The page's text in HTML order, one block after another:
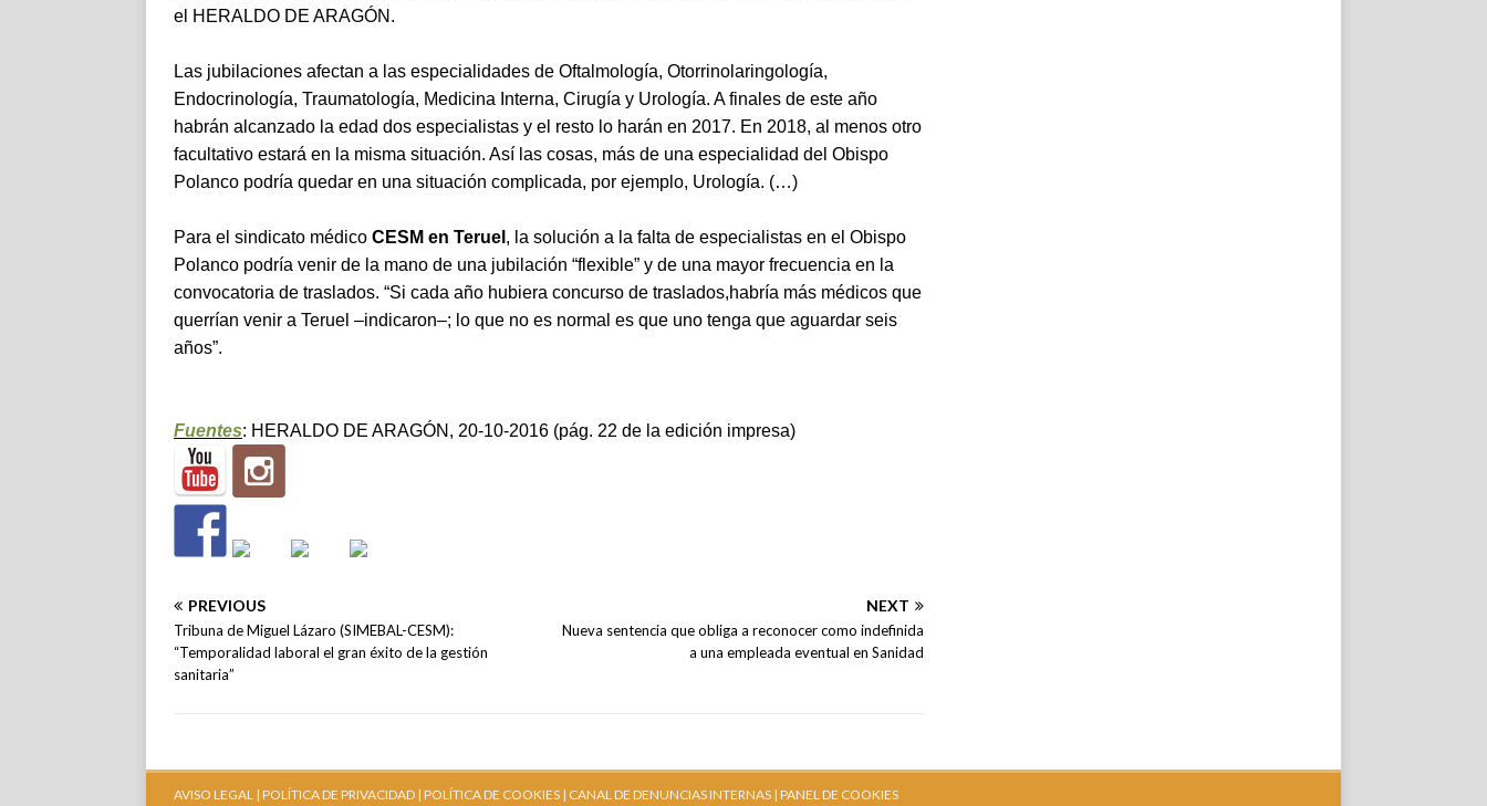
el HERALDO DE ARAGÓN.
Las jubilaciones afectan a las especialidades de Oftalmología, Otorrinolaringología,
Endocrinología, Traumatología, Medicina Interna, Cirugía y Urología. A finales de este año
habrán alcanzado la edad dos especialistas y el resto lo harán en 2017. En 2018, al menos otro
facultativo estará en la misma situación. Así las cosas, más de una especialidad del Obispo
Polanco podría quedar en una situación complicada, por ejemplo, Urología. (…)
Para el sindicato médico CESM en Teruel , la solución a la falta de especialistas en el Obispo
Polanco podría venir de la mano de una jubilación “flexible” y de una mayor frecuencia en la
convocatoria de traslados. “Si cada año hubiera concurso de traslados,habría más médicos que
querrían venir a Teruel –indicaron–; lo que no es normal es que uno tenga que aguardar seis
años”.
Fuentes: HERALDO DE ARAGÓN, 20-10-2016 (pág. 22 de la edición impresa)
PREVIOUS
Tribuna de Miguel Lázaro (SIMEBAL-CESM):
“Temporalidad laboral el gran éxito de la gestión
sanitaria”
NEXT
Nueva sentencia que obliga a reconocer como indefinida
a una empleada eventual en Sanidad
AVISO LEGAL | POLÍTICA DE PRIVACIDAD | POLÍTICA DE COOKIES | CANAL DE DENUNCIAS INTERNAS | PANEL DE COOKIES